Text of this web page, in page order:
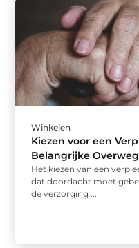
Winkelen
Kiezen voor een
Belangrijke
Het kiezen van een
dat doordacht moet
de verzorging ...